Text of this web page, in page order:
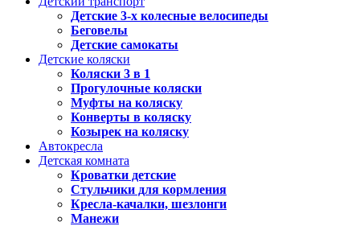
Детские 3-х колесные велосипеды
Беговелы
Детские самокаты
Детские коляски
Коляски 3 в 1
Прогулочные коляски
Муфты на коляску
Конверты в коляску
Козырек на коляску
Автокресла
Детская комната
Кроватки детские
Стульчики для кормления
Кресла-качалки, шезлонги
Манежи